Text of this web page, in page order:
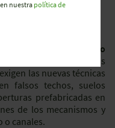
conexionado
con los requisitos
las nuevas técnicas
falsos techos, suelos
prefabricadas en
de los mecanismos y
o canales.
nuestra política de